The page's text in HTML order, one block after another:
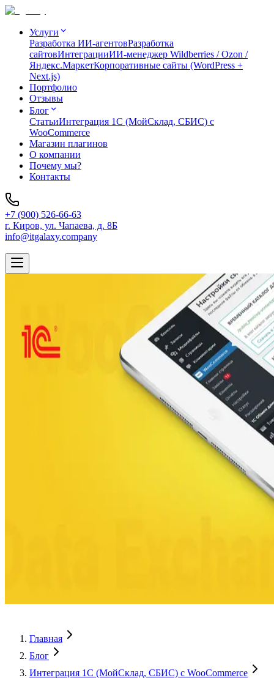
Услуги
Разработка ИИ-агентовРазработка
сайтовИнтеграцииИИ-менеджер Wildberries / Ozon /
Яндекс.МаркетКорпоративные сайты (WordPress +
Next.js)
Портфолио
Отзывы
Блог
СтатьиИнтеграция 1C (МойСклад, СБИС) с
WooCommerce
Магазин плагинов
О компании
Почему мы?
Контакты
+7 (900) 526-66-63
г. Киров, ул. Чапаева, д. 8Б
info@itgalaxy.company
Главная
Блог
Интеграция 1C (МойСклад, СБИС) с WooCommerce